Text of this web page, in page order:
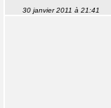
30 janvier 2011 à 21:41